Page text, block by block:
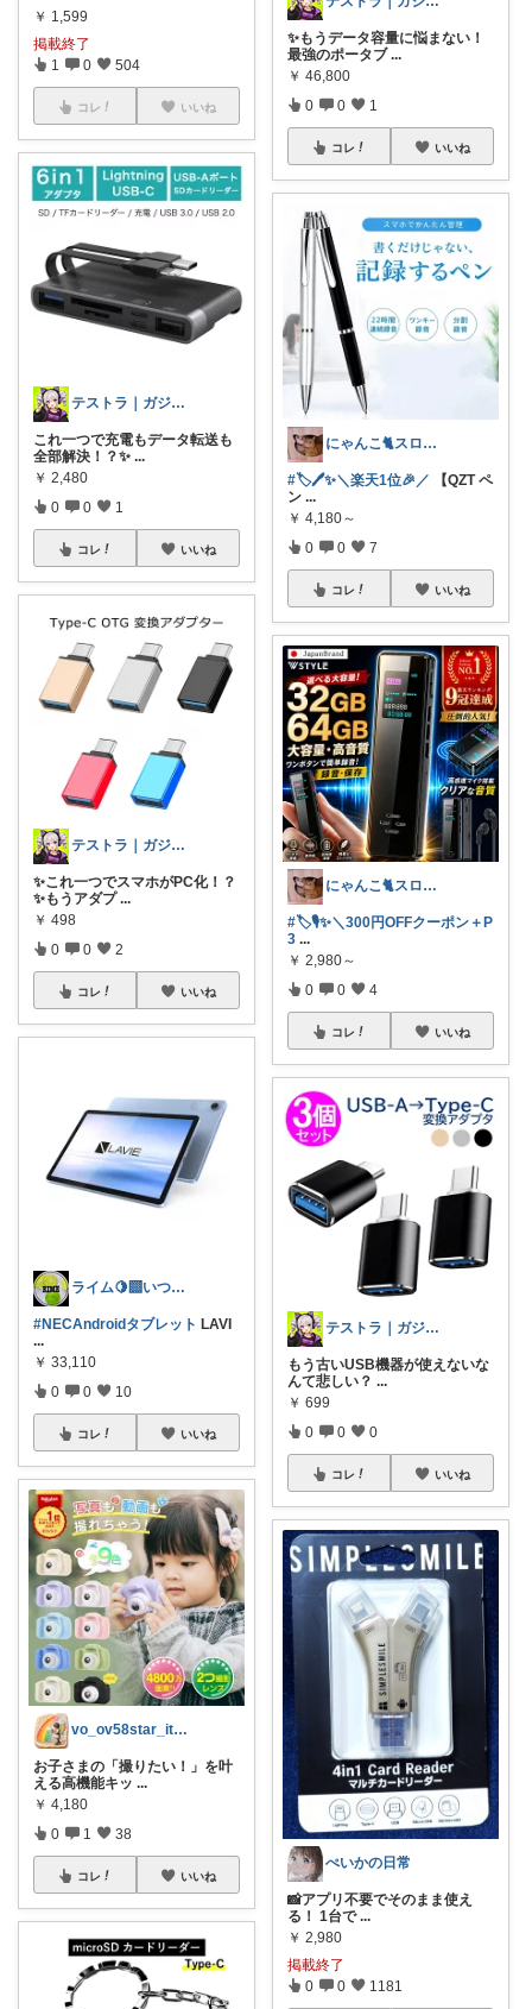
￥ 1,599
掲載終了
1 0 504
コレ いいね
テストラ｜ガジェット・家電
これ一つで充電もデータ転送も
全部解決！？✨ ...
￥ 2,480
0 0 1
コレ いいね
テストラ｜ガジェット・家電
✨これ一つでスマホがPC化！？
✨もうアダプ ...
￥ 498
0 0 2
コレ いいね
ライム🍋‍🟩いつもありがとう🫶
#NECAndroidタブレット LAVI
...
￥ 33,110
0 0 10
コレ いいね
vo_ov58star_items🍀
お子さまの「撮りたい！」を叶
える高機能キッ ...
￥ 4,180
0 1 38
コレ いいね
✨もうデータ容量に悩まない！
最強のポータブ ...
￥ 46,800
0 0 1
コレ いいね
にゃんこ🐈スローです🐢💦
#🏷️🖊️✨＼楽天1位🎉／ 【QZT ペ
ン ...
￥ 4,180～
0 0 7
コレ いいね
にゃんこ🐈スローです🐢💦
#🏷️🎙️✨＼300円OFFクーポン＋P
3 ...
￥ 2,980～
0 0 4
コレ いいね
テストラ｜ガジェット・家電
もう古いUSB機器が使えないな
んて悲しい？ ...
￥ 699
0 0 0
コレ いいね
ぺいかの日常
📸アプリ不要でそのまま使え
る！ 1台で...
￥ 2,980
掲載終了
0 0 1181